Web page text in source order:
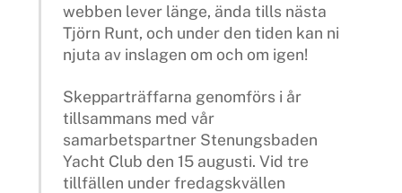
webben lever länge, ända tills nästa
Tjörn Runt, och under den tiden kan ni
njuta av inslagen om och om igen!
Skepparträffarna genomförs i år
tillsammans med vår
samarbetspartner Stenungsbaden
Yacht Club den 15 augusti. Vid tre
tillfällen under fredagskvällen